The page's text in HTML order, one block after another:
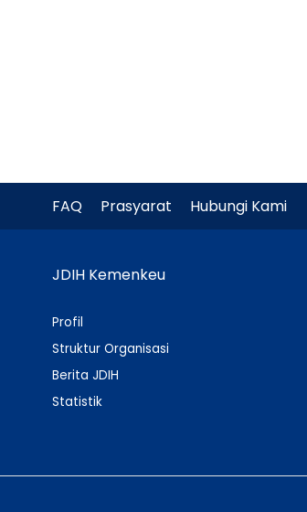
FAQ Prasyarat Hubungi Kami
JDIH Kemenkeu
Profil
Struktur Organisasi
Berita JDIH
Statistik